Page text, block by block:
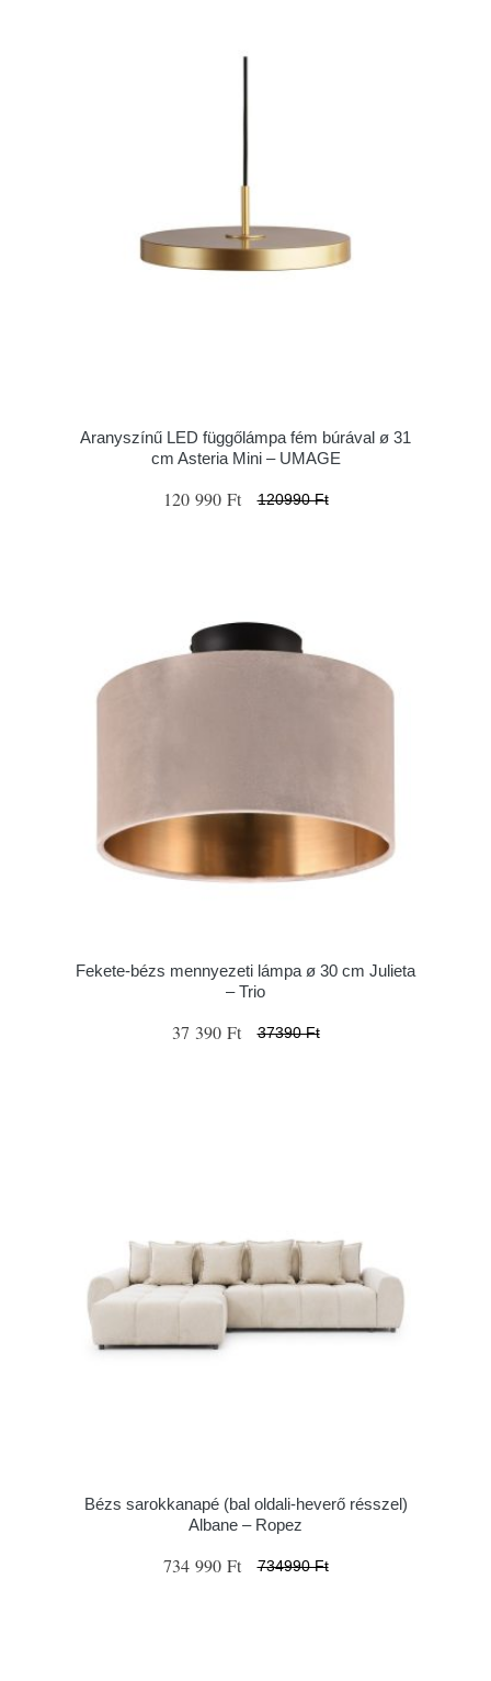
Aranyszínű LED függőlámpa fém búrával ø 31
cm Asteria Mini – UMAGE
120 990 Ft 120990 Ft
Fekete-bézs mennyezeti lámpa ø 30 cm Julieta
– Trio
37 390 Ft 37390 Ft
Bézs sarokkanapé (bal oldali-heverő résszel)
Albane – Ropez
734 990 Ft 734990 Ft